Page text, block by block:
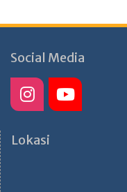
Social Media
Lokasi